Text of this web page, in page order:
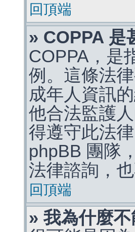
回頂端
» COPPA 是
COPPA，是
例。這條法
成年人資訊
他合法監護
得遵守此法
phpBB 團隊
法律諮詢，
回頂端
» 我為什麼不